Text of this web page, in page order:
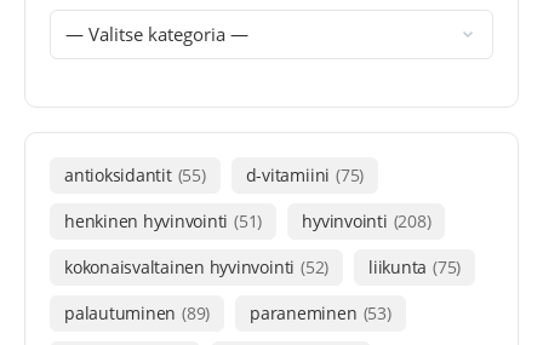
antioksidantit (55) d-vitamiini (75)
henkinen hyvinvointi (51) hyvinvointi (208)
kokonaisvaltainen hyvinvointi (52) liikunta (75)
palautuminen (89) paraneminen (53)